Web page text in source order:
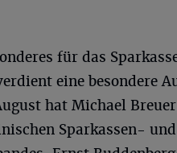
für das
eine besondere
hat Michael
Sparkassen- und